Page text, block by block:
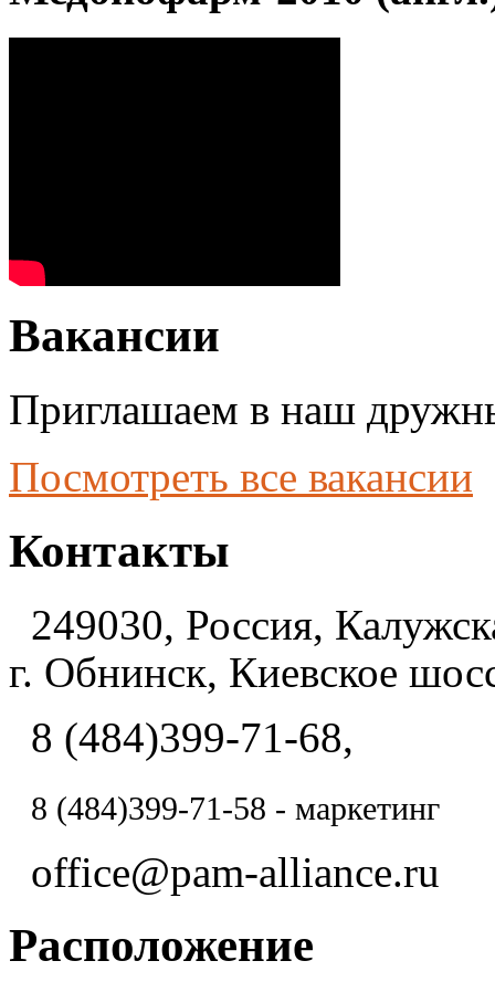
Вакансии
Приглашаем в наш
Посмотреть все вакансии
Контакты
249030, Россия,
г. Обнинск, Киевское
8 (484)399-71-68,
8 (484)399-71-58 - маркетинг
office@pam-alliance.ru
Расположение